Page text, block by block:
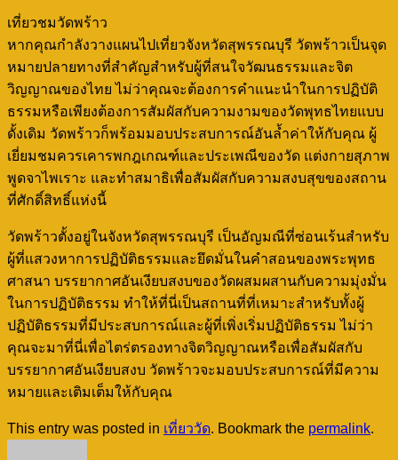
เที่ยวชมวัดพร้าว
หากคุณกำลังวางแผนไปเที่ยวจังหวัดสุพรรณบุรี วัดพร้าวเป็นจุด
หมายปลายทางที่สำคัญสำหรับผู้ที่สนใจวัฒนธรรมและจิต
วิญญาณของไทย ไม่ว่าคุณจะต้องการคำแนะนำในการปฏิบัติ
ธรรมหรือเพียงต้องการสัมผัสกับความงามของวัดพุทธไทยแบบ
ดั้งเดิม วัดพร้าวก็พร้อมมอบประสบการณ์อันล้ำค่าให้กับคุณ ผู้
เยี่ยมชมควรเคารพกฎเกณฑ์และประเพณีของวัด แต่งกายสุภาพ
พูดจาไพเราะ และทำสมาธิเพื่อสัมผัสกับความสงบสุขของสถาน
ที่ศักดิ์สิทธิ์แห่งนี้
วัดพร้าวตั้งอยู่ในจังหวัดสุพรรณบุรี เป็นอัญมณีที่ซ่อนเร้นสำหรับ
ผู้ที่แสวงหาการปฏิบัติธรรมและยึดมั่นในคำสอนของพระพุทธ
ศาสนา บรรยากาศอันเงียบสงบของวัดผสมผสานกับความมุ่งมั่น
ในการปฏิบัติธรรม ทำให้ที่นี่เป็นสถานที่ที่เหมาะสำหรับทั้งผู้
ปฏิบัติธรรมที่มีประสบการณ์และผู้ที่เพิ่งเริ่มปฏิบัติธรรม ไม่ว่า
คุณจะมาที่นี่เพื่อไตร่ตรองทางจิตวิญญาณหรือเพื่อสัมผัสกับ
บรรยากาศอันเงียบสงบ วัดพร้าวจะมอบประสบการณ์ที่มีความ
หมายและเติมเต็มให้กับคุณ
This entry was posted in เที่ยววัด. Bookmark the permalink.